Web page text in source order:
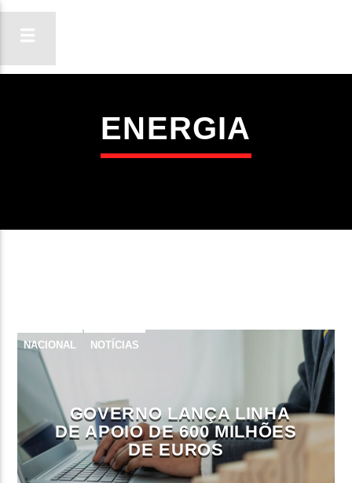
ON FM
LIGA-TE
FAIXA ATUAL
TÍTULO
ARTISTA
ENERGIA
NACIONAL NOTÍCIAS
GOVERNO LANÇA LINHA
DE APOIO DE 600 MILHÕES
DE EUROS